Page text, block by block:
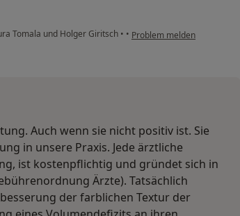
Tomala und Holger Giritsch • • Problem melden
Auch wenn sie nicht positiv ist. Sie
in unsere Praxis. Jede ärztliche
ist kostenpflichtig und gründet sich in
Ärzte). Tatsächlich
der farblichen Textur der